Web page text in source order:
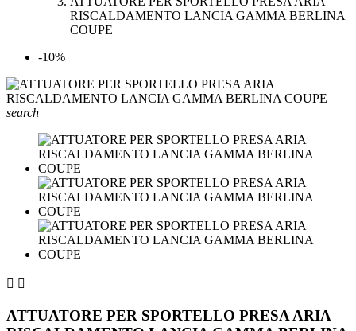
RISCALDAMENTO LANCIA GAMMA BERLINA
COUPE
-10%
search
 
ATTUATORE PER SPORTELLO PRESA ARIA